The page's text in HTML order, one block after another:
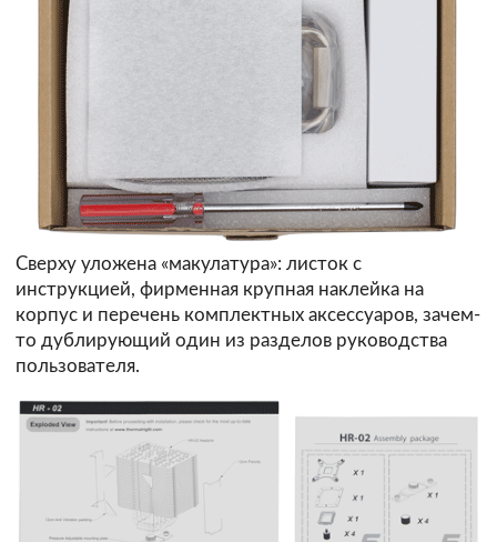
Сверху уложена «макулатура»: листок с
инструкцией, фирменная крупная наклейка на
корпус и перечень комплектных аксессуаров, зачем-
то дублирующий один из разделов руководства
пользователя.